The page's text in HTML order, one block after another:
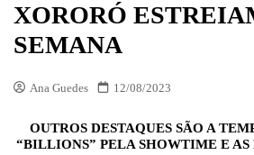
XORORÓ
SEMANA
Ana Guedes 12/08/2023
OUTROS DESTAQUES SÃO A
“BILLIONS” PELA SHOWTIME E AS